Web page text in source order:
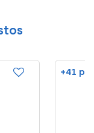
+41